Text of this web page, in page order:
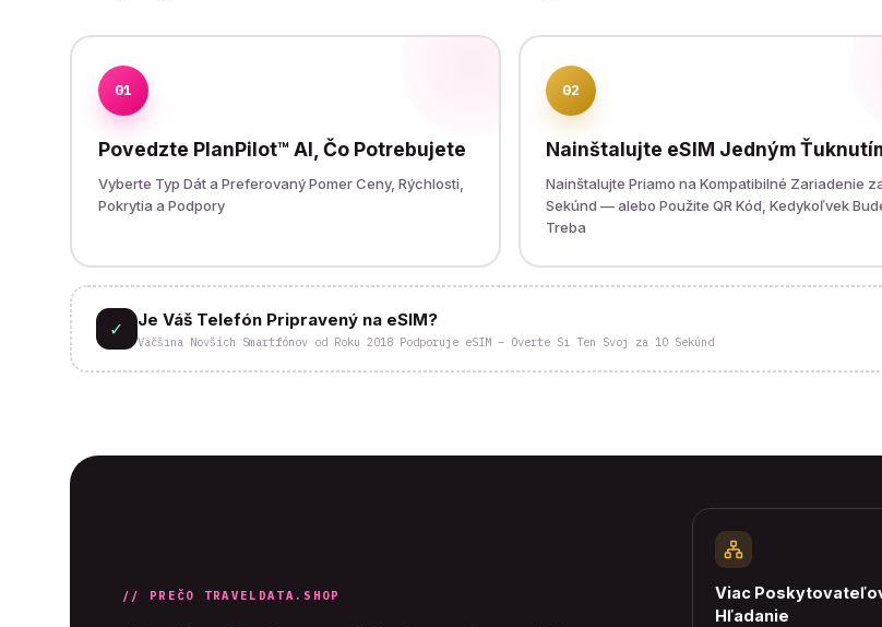
01
Povedzte PlanPilot™ AI, Čo Potrebujete
Vyberte Typ Dát a Preferovaný Pomer Ceny, Rýchlosti,
Pokrytia a Podpory
02
Nainštalujte eSIM Jedným
Nainštalujte Priamo na Kompatibilné Zariadenie
Sekúnd — alebo Použite QR Kód, Kedykoľvek
Treba
✓ Je Váš Telefón Pripravený na eSIM?
Väčšina Novších Smartfónov od Roku 2018 Podporuje eSIM – Overte Si Ten Svoj za 10 Sekúnd
// PREČO TRAVELDATA.SHOP
Viac
Hľadanie